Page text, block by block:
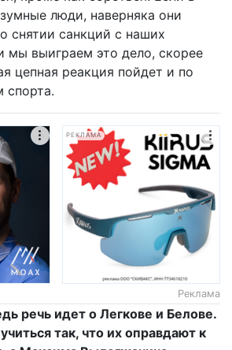
люди, наверняка они
снятии санкций с наших
мы выиграем это дело, скорее
цепная реакция пойдет и по
спорта.
РЕКЛАМА
Реклама
речь идет о Легкове и Белове.
так, что их оправдают к